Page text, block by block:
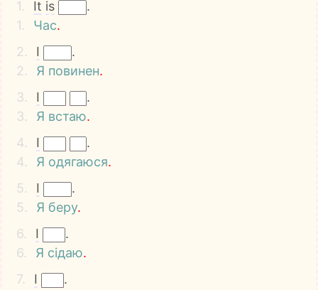
1. It is
.
1.
Час.
2.
I
.
2.
Я повинен.
3.
I
.
3.
Я встаю.
4.
I
.
4.
Я одягаюся.
5.
I
.
5.
Я беру.
6.
I
.
6.
Я сідаю.
7.
I
.